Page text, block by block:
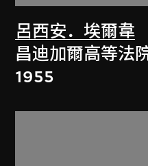
呂西安．埃爾韋
昌迪加爾高等法
1955